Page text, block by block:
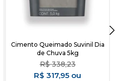
Cimento Queimado Suvinil Dia
de Chuva 5kg
R$ 338,23
R$ 317,95